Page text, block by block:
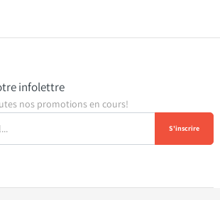
infolettre
nos promotions en cours!
S'inscrire